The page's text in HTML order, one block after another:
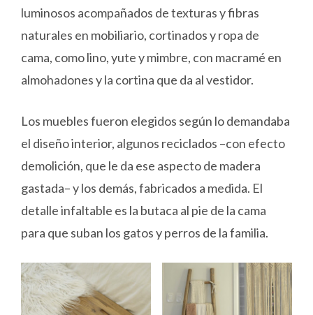
luminosos acompañados de texturas y fibras
naturales en mobiliario, cortinados y ropa de
cama, como lino, yute y mimbre, con macramé en
almohadones y la cortina que da al vestidor.
Los muebles fueron elegidos según lo demandaba
el diseño interior, algunos reciclados –con efecto
demolición, que le da ese aspecto de madera
gastada– y los demás, fabricados a medida. El
detalle infaltable es la butaca al pie de la cama
para que suban los gatos y perros de la familia.